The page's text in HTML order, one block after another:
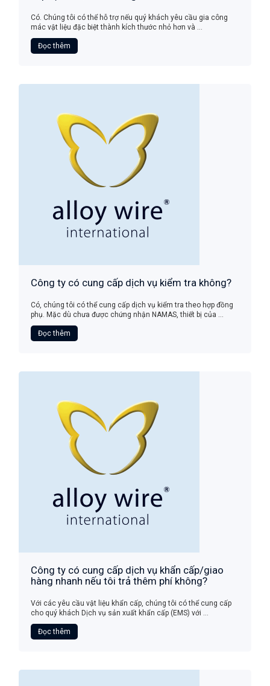
Có. Chúng tôi có thể hỗ trợ nếu quý khách yêu cầu gia công
mác vật liệu đặc biệt thành kích thước nhỏ hơn và ...
Đọc thêm
Công ty có cung cấp dịch vụ kiểm tra không?
Có, chúng tôi có thể cung cấp dịch vụ kiểm tra theo hợp đồng
phụ. Mặc dù chưa được chứng nhận NAMAS, thiết bị của ...
Đọc thêm
Công ty có cung cấp dịch vụ khẩn cấp/giao
hàng nhanh nếu tôi trả thêm phí không?
Với các yêu cầu vật liệu khẩn cấp, chúng tôi có thể cung cấp
cho quý khách Dịch vụ sản xuất khẩn cấp (EMS) với ...
Đọc thêm